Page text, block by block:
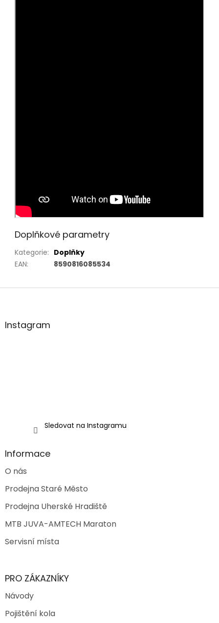
Doplňkové parametry
Kategorie: Doplňky
EAN: 8590816085534
Z
aInstagram
Sledovat na Instagramu
Informace
O nás
Prodejna Staré Město
Prodejna Uherské Hradiště
MTB JUVA-AMTECH Maraton
Servisní místa
PRO ZÁKAZNÍKY
Návody
Pojištění kola